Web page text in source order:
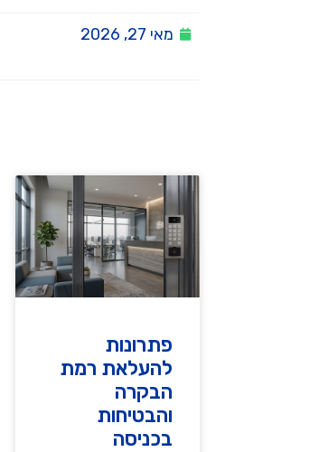
מאי 27, 2026
פתרונות
להעלאת רמת
הבקרה
והבטיחות
בכניסה